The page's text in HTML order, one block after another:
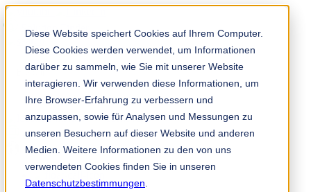
Diese Website speichert Cookies auf Ihrem Computer.
Diese Cookies werden verwendet, um Informationen
darüber zu sammeln, wie Sie mit unserer Website
interagieren. Wir verwenden diese Informationen, um
Ihre Browser-Erfahrung zu verbessern und
anzupassen, sowie für Analysen und Messungen zu
unseren Besuchern auf dieser Website und anderen
Medien. Weitere Informationen zu den von uns
verwendeten Cookies finden Sie in unseren
Datenschutzbestimmungen
Solution Finder
TKM App
es